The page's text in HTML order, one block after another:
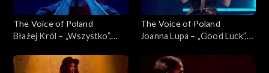
The Voice of Poland
Błażej Król – „Wszystko”,
15 listopada 2025
The Voice of Poland
Joanna Lupa – „Good Luck”,
15 listopada 2025